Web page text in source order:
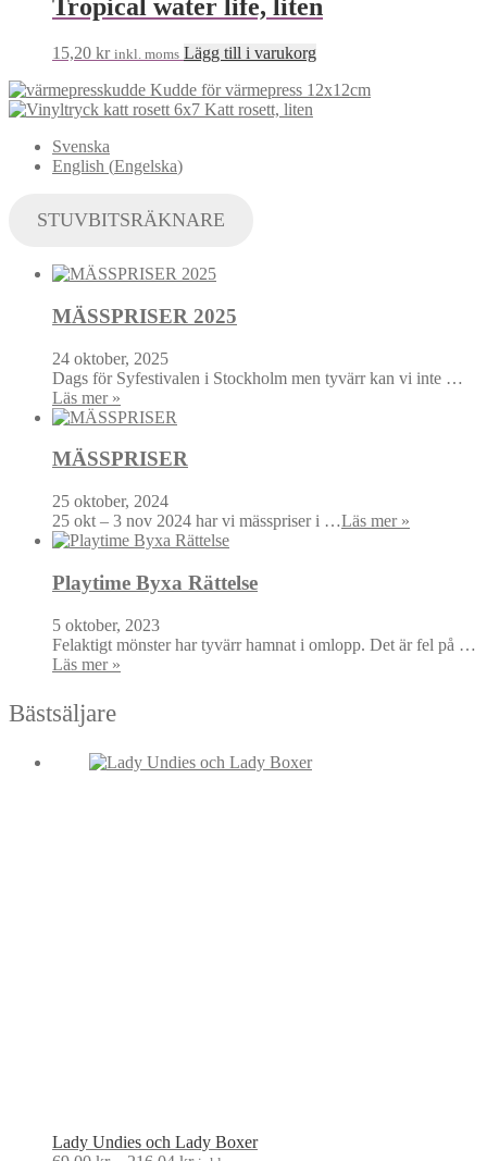
Tropical water life, liten
15,20 kr inkl. moms Lägg till i varukorg
Kudde för värmepress 12x12cm
Katt rosett, liten
Svenska
English (Engelska)
STUVBITSRÄKNARE
MÄSSPRISER 2025
24 oktober, 2025
Dags för Syfestivalen i Stockholm men tyvärr kan vi inte …
Läs mer »
MÄSSPRISER
25 oktober, 2024
25 okt – 3 nov 2024 har vi mässpriser i …Läs mer »
Playtime Byxa Rättelse
5 oktober, 2023
Felaktigt mönster har tyvärr hamnat i omlopp. Det är fel på …
Läs mer »
Bästsäljare
Lady Undies och Lady Boxer